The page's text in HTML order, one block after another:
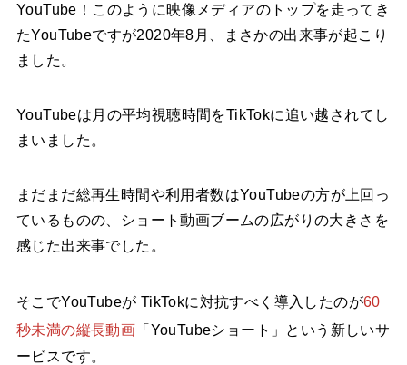
YouTube！このように映像メディアのトップを走ってき
たYouTubeですが2020年8月、まさかの出来事が起こり
ました。
YouTubeは月の平均視聴時間をTikTokに追い越されてし
まいました。
まだまだ総再生時間や利用者数はYouTubeの方が上回っ
ているものの、ショート動画ブームの広がりの大きさを
感じた出来事でした。
そこでYouTubeが TikTokに対抗すべく導入したのが60
秒未満の縦長動画 「YouTubeショート」という新しいサ
ービスです。